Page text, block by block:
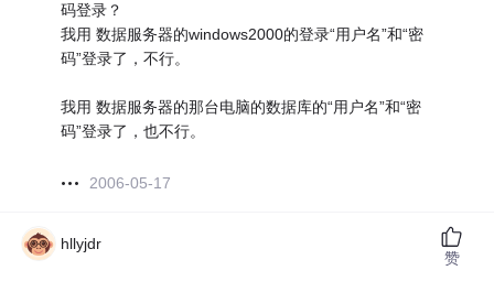
码登录？
我用 数据服务器的windows2000的登录“用户名”和“密
码”登录了，不行。
我用 数据服务器的那台电脑的数据库的“用户名”和“密
码”登录了，也不行。
2006-05-17
hllyjdr
赞